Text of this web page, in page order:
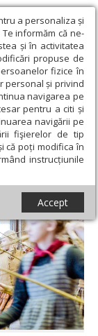
a personaliza și
informăm că ne-
și în activitatea
propuse de
fizice în
personal și privind
navigarea pe
pentru a citi și
navigării pe
fişierelor de tip
că poți modifica în
instrucțiunile
Accept
- aristocrație